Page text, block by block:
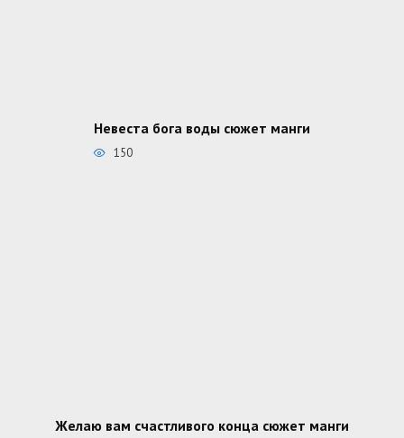
Невеста бога воды сюжет манги
150
Желаю вам счастливого конца сюжет манги